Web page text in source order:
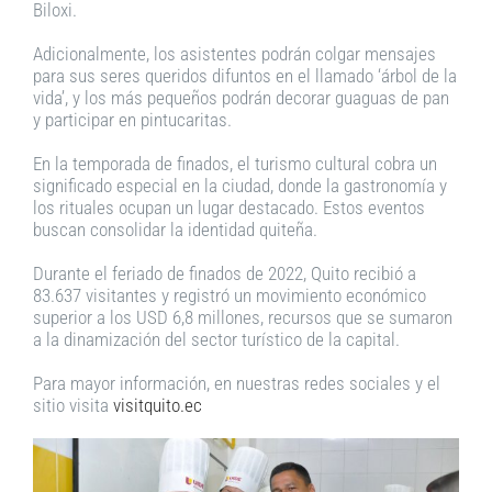
Biloxi.
Adicionalmente, los asistentes podrán colgar mensajes
para sus seres queridos difuntos en el llamado ‘árbol de la
vida’, y los más pequeños podrán decorar guaguas de pan
y participar en pintucaritas.
En la temporada de finados, el turismo cultural cobra un
significado especial en la ciudad, donde la gastronomía y
los rituales ocupan un lugar destacado. Estos eventos
buscan consolidar la identidad quiteña.
Durante el feriado de finados de 2022, Quito recibió a
83.637 visitantes y registró un movimiento económico
superior a los USD 6,8 millones, recursos que se sumaron
a la dinamización del sector turístico de la capital.
Para mayor información, en nuestras redes sociales y el
sitio visita visitquito.ec